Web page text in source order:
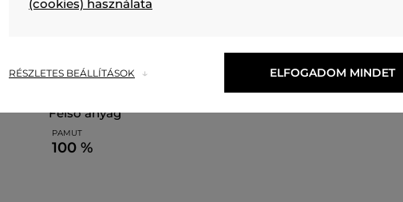
felső anyag
PAMUT
100 %
(cookies) használata
RÉSZLETES BEÁLLÍTÁSOK ELFOGADOM MINDET